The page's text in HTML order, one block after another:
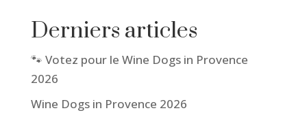
Derniers articles
🐾 Votez pour le Wine Dogs in Provence
2026
Wine Dogs in Provence 2026